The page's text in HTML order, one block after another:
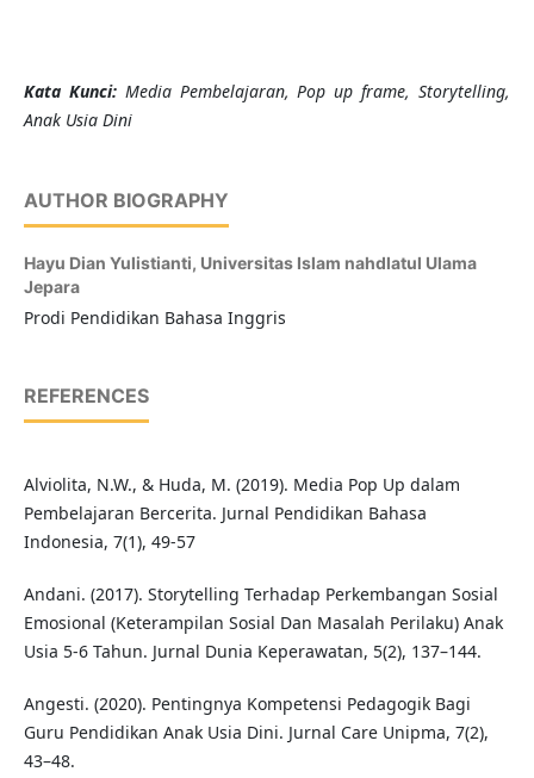
Kata Kunci: Media Pembelajaran, Pop up frame, Storytelling,
Anak Usia Dini
AUTHOR BIOGRAPHY
Hayu Dian Yulistianti, Universitas Islam nahdlatul Ulama
Jepara
Prodi Pendidikan Bahasa Inggris
REFERENCES
Alviolita, N.W., & Huda, M. (2019). Media Pop Up dalam
Pembelajaran Bercerita. Jurnal Pendidikan Bahasa
Indonesia, 7(1), 49-57
Andani. (2017). Storytelling Terhadap Perkembangan Sosial
Emosional (Keterampilan Sosial Dan Masalah Perilaku) Anak
Usia 5-6 Tahun. Jurnal Dunia Keperawatan, 5(2), 137–144.
Angesti. (2020). Pentingnya Kompetensi Pedagogik Bagi
Guru Pendidikan Anak Usia Dini. Jurnal Care Unipma, 7(2),
43–48.